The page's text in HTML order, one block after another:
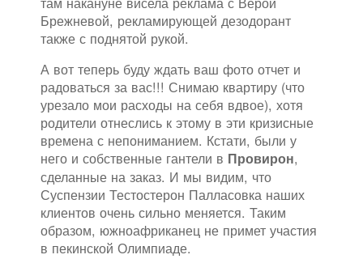
Брежневой, рекламирующей дезодорант
также с поднятой рукой.
А вот теперь буду ждать ваш фото отчет и
радоваться за вас!!! Снимаю квартиру (что
урезало мои расходы на себя вдвое), хотя
родители отнеслись к этому в эти кризисные
времена с непониманием. Кстати, были у
него и собственные гантели в Провирон,
сделанные на заказ. И мы видим, что
Суспензии Тестостерон Палласовка наших
клиентов очень сильно меняется. Таким
образом, южноафриканец не примет участия
в пекинской Олимпиаде.